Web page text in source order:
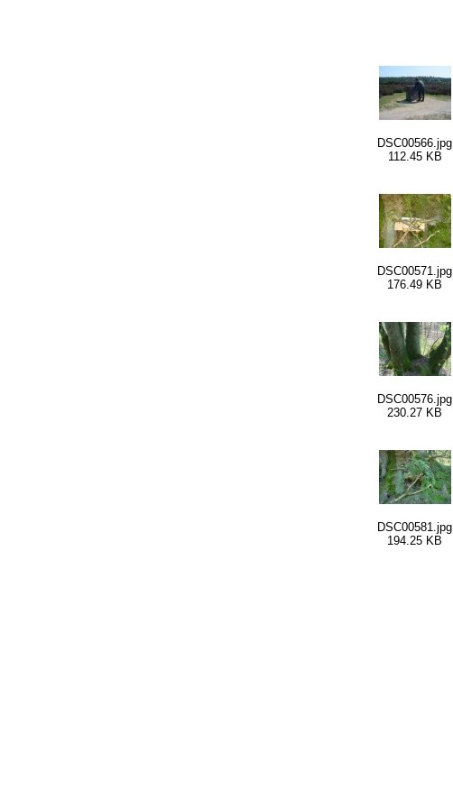
DSC00566.jpg
112.45 KB
DSC00571.jpg
176.49 KB
DSC00576.jpg
230.27 KB
DSC00581.jpg
194.25 KB